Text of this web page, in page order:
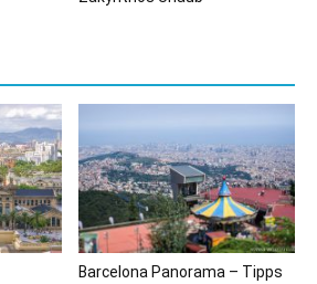
Barcelona Panorama – Tipps